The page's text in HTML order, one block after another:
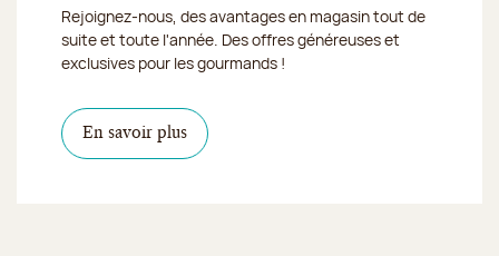
Rejoignez-nous, des avantages en magasin tout de
suite et toute l'année. Des offres généreuses et
exclusives pour les gourmands !
En savoir plus